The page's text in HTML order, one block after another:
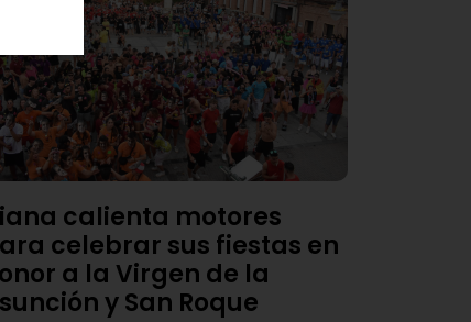
calienta motores
celebrar sus fiestas en
a la Virgen de la
y San Roque